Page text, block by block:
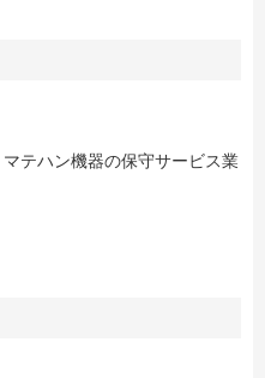
テハン機器の保守サービス業